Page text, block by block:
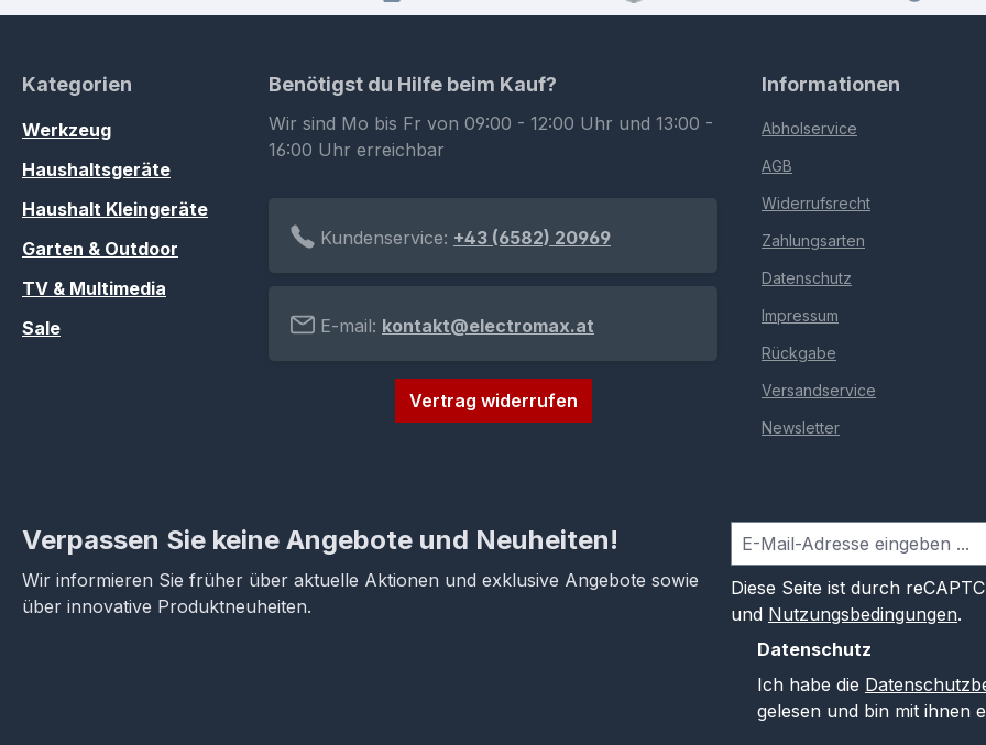
Kategorien
Werkzeug
Haushaltsgeräte
Haushalt Kleingeräte
Garten & Outdoor
TV & Multimedia
Sale
Benötigst du Hilfe beim Kauf?
Wir sind Mo bis Fr von 09:00 - 12:00 Uhr und 13:00 -
16:00 Uhr erreichbar
Kundenservice: +43 (6582) 20969
E-mail: kontakt@electromax.at
Vertrag widerrufen
Informationen
Abholservice
AGB
Widerrufsrecht
Zahlungsarten
Datenschutz
Impressum
Rückgabe
Versandservice
Newsletter
Verpassen Sie keine Angebote und Neuheiten!
Wir informieren Sie früher über aktuelle Aktionen und exklusive Angebote sowie
über innovative Produktneuheiten.
Diese Seite ist durch
und Nutzungsbedingungen.
Datenschutz
Ich habe die
gelesen und bin mit ihnen